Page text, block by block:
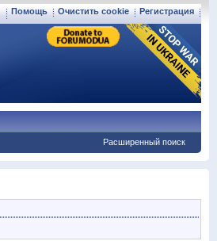
Регистрация
Очистить cookie
Помощь
Расширенный поиск